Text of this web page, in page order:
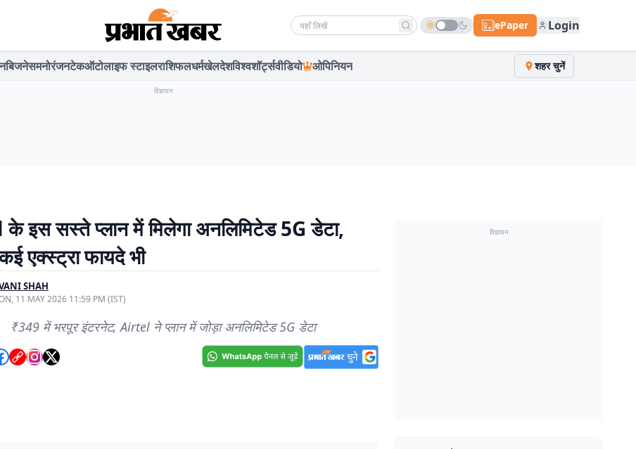
Search news ePaper Login
बिजनेसमनोरंजनटेकऑटोलाइफ स्टाइलराशिफलधर्मखेलदेशविश्वशॉर्ट्सवीडियो ओपिनियन शहर चुनें
विज्ञापन
इस सस्ते प्लान में मिलेगा अनलिमिटेड 5G डेटा,
एक्स्ट्रा फायदे भी
SHAH
11 MAY 2026 11:59 PM (IST)
₹349 में भरपूर इंटरनेट, Airtel ने प्लान में जोड़ा अनलिमिटेड 5G डेटा
विज्ञापन